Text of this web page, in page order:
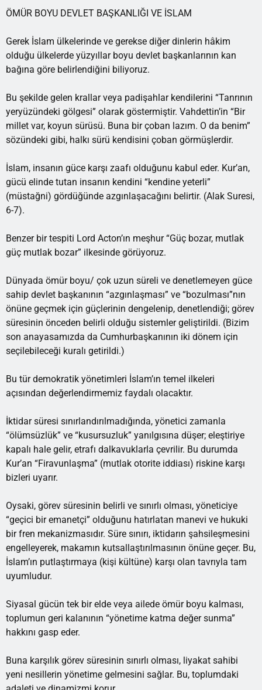
ÖMÜR BOYU DEVLET BAŞKANLIĞI VE İSLAM
Gerek İslam ülkelerinde ve gerekse diğer dinlerin hâkim
olduğu ülkelerde yüzyıllar boyu devlet başkanlarının kan
bağına göre belirlendiğini biliyoruz.
Bu şekilde gelen krallar veya padişahlar kendilerini “Tanrının
yeryüzündeki gölgesi” olarak göstermiştir. Vahdettin’in “Bir
millet var, koyun sürüsü. Buna bir çoban lazım. O da benim”
sözündeki gibi, halkı sürü kendisini çoban görmüşlerdir.
İslam, insanın güce karşı zaafı olduğunu kabul eder. Kur’an,
gücü elinde tutan insanın kendini “kendine yeterli”
(müstağni) gördüğünde azgınlaşacağını belirtir. (Alak Suresi,
6-7).
Benzer bir tespiti Lord Acton’ın meşhur “Güç bozar, mutlak
güç mutlak bozar” ilkesinde görüyoruz.
Dünyada ömür boyu/ çok uzun süreli ve denetlemeyen güce
sahip devlet başkanının “azgınlaşması” ve “bozulması”nın
önüne geçmek için güçlerinin dengelenip, denetlendiği; görev
süresinin önceden belirli olduğu sistemler geliştirildi. (Bizim
son anayasamızda da Cumhurbaşkanının iki dönem için
seçilebileceği kuralı getirildi.)
Bu tür demokratik yönetimleri İslam’ın temel ilkeleri
açısından değerlendirmemiz faydalı olacaktır.
İktidar süresi sınırlandırılmadığında, yönetici zamanla
“ölümsüzlük” ve “kusursuzluk” yanılgısına düşer; eleştiriye
kapalı hale gelir, etrafı dalkavuklarla çevrilir. Bu durumda
Kur’an “Firavunlaşma” (mutlak otorite iddiası) riskine karşı
bizleri uyarır.
Oysaki, görev süresinin belirli ve sınırlı olması, yöneticiye
“geçici bir emanetçi” olduğunu hatırlatan manevi ve hukuki
bir fren mekanizmasıdır. Süre sınırı, iktidarın şahsileşmesini
engelleyerek, makamın kutsallaştırılmasının önüne geçer. Bu,
İslam’ın putlaştırmaya (kişi kültüne) karşı olan tavrıyla tam
uyumludur.
Siyasal gücün tek bir elde veya ailede ömür boyu kalması,
toplumun geri kalanının “yönetime katma değer sunma”
hakkını gasp eder.
Buna karşılık görev süresinin sınırlı olması, liyakat sahibi
yeni nesillerin yönetime gelmesini sağlar. Bu, toplumdaki